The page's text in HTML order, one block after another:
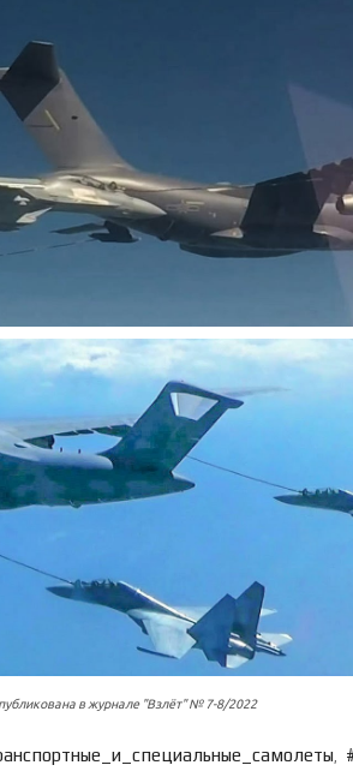
в журнале "Взлёт" № 7-8/2022